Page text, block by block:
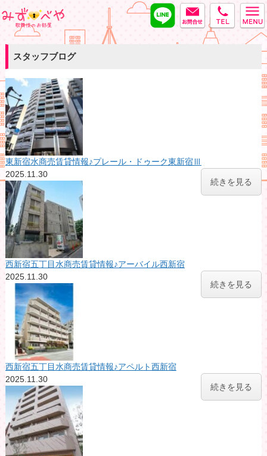
tel
MAIL
LINE
スタッフブログ
東新宿水商売賃貸情報♪プレール・ドゥーク東新宿Ⅲ
続きを見る
2025.11.30
西新宿五丁目水商売賃貸情報♪アーバイル西新宿
続きを見る
2025.11.30
西新宿五丁目水商売賃貸情報♪アペルト西新宿
続きを見る
2025.11.30